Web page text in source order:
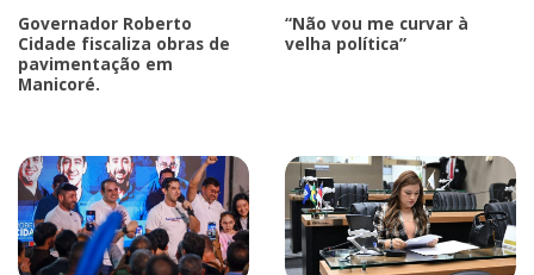
Governador Roberto
Cidade fiscaliza obras de
pavimentação em
Manicoré.
“Não vou me curvar à
velha política”